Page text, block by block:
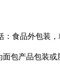
：食品外包装
包产品包装或